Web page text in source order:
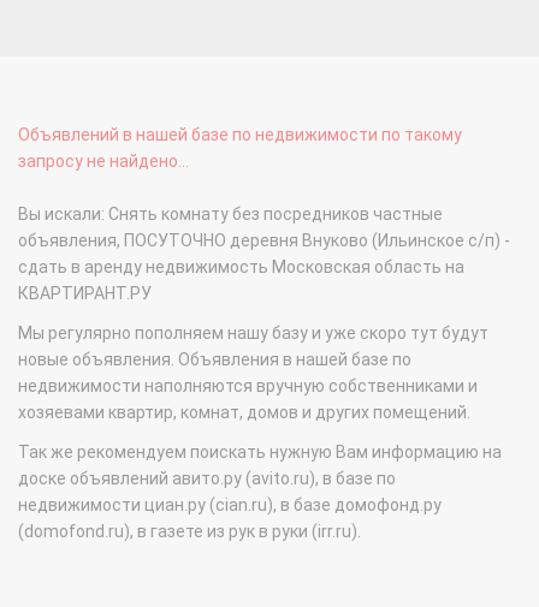
Объявлений в нашей базе по недвижимости по такому
запросу не найдено...
Вы искали: Снять комнату без посредников частные
объявления, ПОСУТОЧНО деревня Внуково (Ильинское с/п) -
сдать в аренду недвижимость Московская область на
КВАРТИРАНТ.РУ
Мы регулярно пополняем нашу базу и уже скоро тут будут
новые объявления. Объявления в нашей базе по
недвижимости наполняются вручную собственниками и
хозяевами квартир, комнат, домов и других помещений.
Так же рекомендуем поискать нужную Вам информацию на
доске объявлений авито.ру (avito.ru), в базе по
недвижимости циан.ру (cian.ru), в базе домофонд.ру
(domofond.ru), в газете из рук в руки (irr.ru).